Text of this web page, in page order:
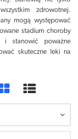
zdrowotnej.
mogą występować
stadium choroby
i stanowić poważne
skuteczne leki na